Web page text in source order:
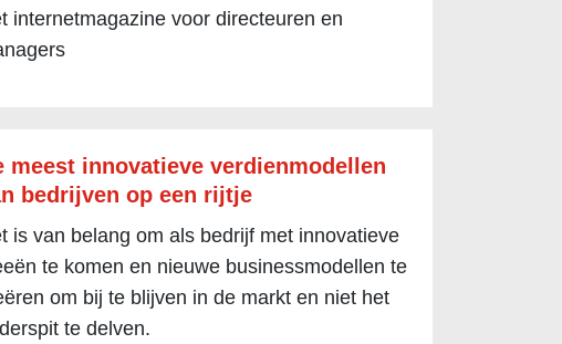
internetmagazine voor directeuren en
meest innovatieve verdienmodellen
bedrijven op een rijtje
is van belang om als bedrijf met innovatieve
te komen en nieuwe businessmodellen te
om bij te blijven in de markt en niet het
te delven.